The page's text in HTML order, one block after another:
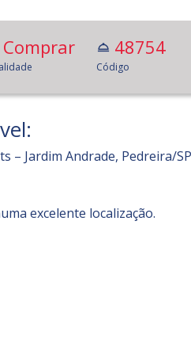
Comprar 48754
Código
– Jardim Andrade, Pedreira/SP
excelente localização.